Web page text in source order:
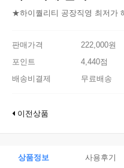
★하이퀄리티 공장직영 최저가
판매가격
222,000원
포인트
4,440점
배송비결제
무료배송
이전상품
상품정보 사용후기